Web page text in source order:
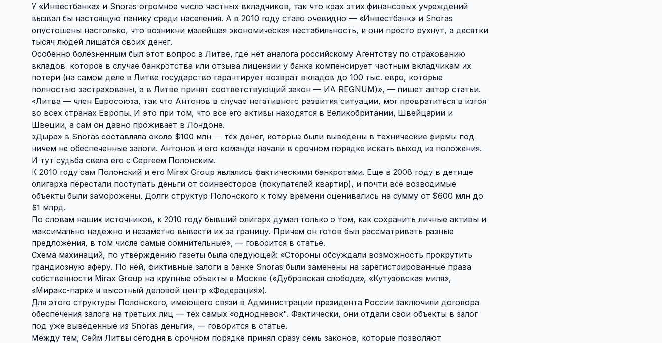
У «Инвестбанка» и Snoras огромное число частных вкладчиков, так что крах этих финансовых учреждений
вызвал бы настоящую панику среди населения. А в 2010 году стало очевидно — «Инвестбанк» и Snoras
опустошены настолько, что возникни малейшая экономическая нестабильность, и они просто рухнут, а десятки
тысяч людей лишатся своих денег.
Особенно болезненным был этот вопрос в Литве, где нет аналога российскому Агентству по страхованию
вкладов, которое в случае банкротства или отзыва лицензии у банка компенсирует частным вкладчикам их
потери (на самом деле в Литве государство гарантирует возврат вкладов до 100 тыс. евро, которые
полностью застрахованы, а в Литве принят соответствующий закон — ИА REGNUM)», — пишет автор статьи.
«Литва — член Евросоюза, так что Антонов в случае негативного развития ситуации, мог превратиться в изгоя
во всех странах Европы. И это при том, что все его активы находятся в Великобритании, Швейцарии и
Швеции, а сам он давно проживает в Лондоне.
«Дыра» в Snoras составляла около $100 млн — тех денег, которые были выведены в технические фирмы под
ничем не обеспеченные залоги. Антонов и его команда начали в срочном порядке искать выход из положения.
И тут судьба свела его с Сергеем Полонским.
К 2010 году сам Полонский и его Mirax Group являлись фактическими банкротами. Еще в 2008 году в детище
олигарха перестали поступать деньги от соинвесторов (покупателей квартир), и почти все возводимые
объекты были заморожены. Долги структур Полонского к тому времени оценивались на сумму от $600 млн до
$1 млрд.
По словам наших источников, к 2010 году бывший олигарх думал только о том, как сохранить личные активы и
максимально надежно и незаметно вывести их за границу. Причем он готов был рассматривать разные
предложения, в том числе самые сомнительные», — говорится в статье.
Схема махинаций, по утверждению газеты была следующей: «Стороны обсуждали возможность прокрутить
грандиозную аферу. По ней, фиктивные залоги в банке Snoras были заменены на зарегистрированные права
собственности Mirax Group на крупные объекты в Москве («Дубровская слобода», «Кутузовская миля»,
«Миракс-парк» и высотный деловой центр «Федерация»).
Для этого структуры Полонского, имеющего связи в Администрации президента России заключили договора
обеспечения залога на третьих лиц — тех самых «однодневок". Фактически, они отдали свои объекты в залог
под уже выведенные из Snoras деньги», — говорится в статье.
Между тем, Сейм Литвы сегодня в срочном порядке принял сразу семь законов, которые позволяют